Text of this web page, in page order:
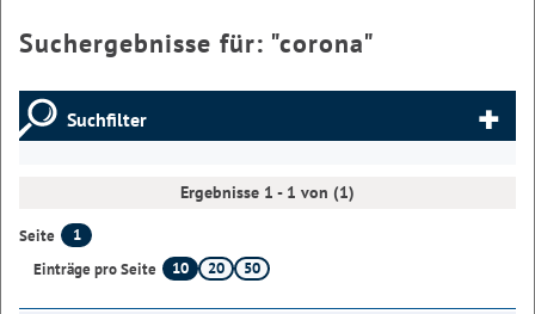
Suchergebnisse für: "corona"
Suchfilter
Ergebnisse 1 - 1 von (1)
Seite
1
Einträge pro Seite
10 20 50